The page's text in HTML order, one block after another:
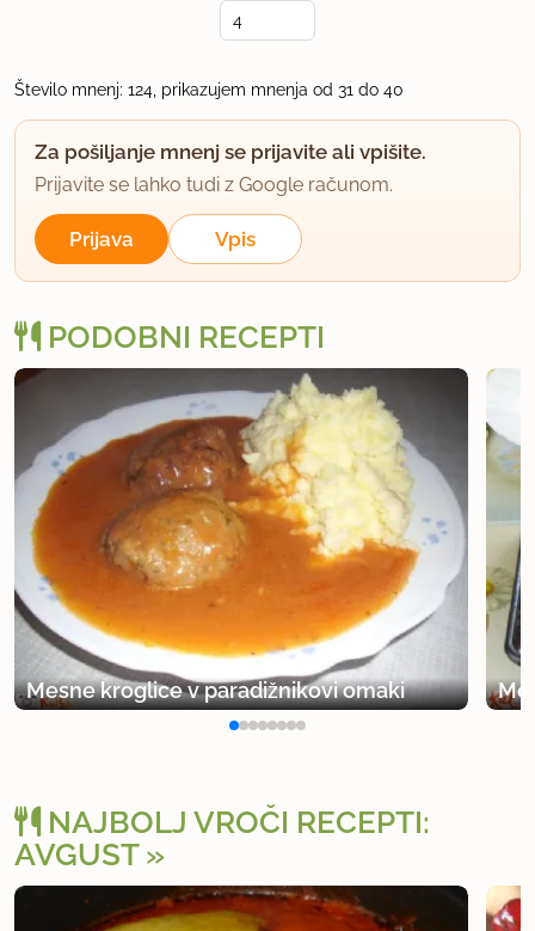
Število mnenj: 124, prikazujem mnenja od 31 do 40
Za pošiljanje mnenj se prijavite ali vpišite.
Prijavite se lahko tudi z Google računom.
Prijava Vpis
PODOBNI RECEPTI
Mesne kroglice v paradižnikovi omaki
NAJBOLJ VROČI RECEPTI:
AVGUST